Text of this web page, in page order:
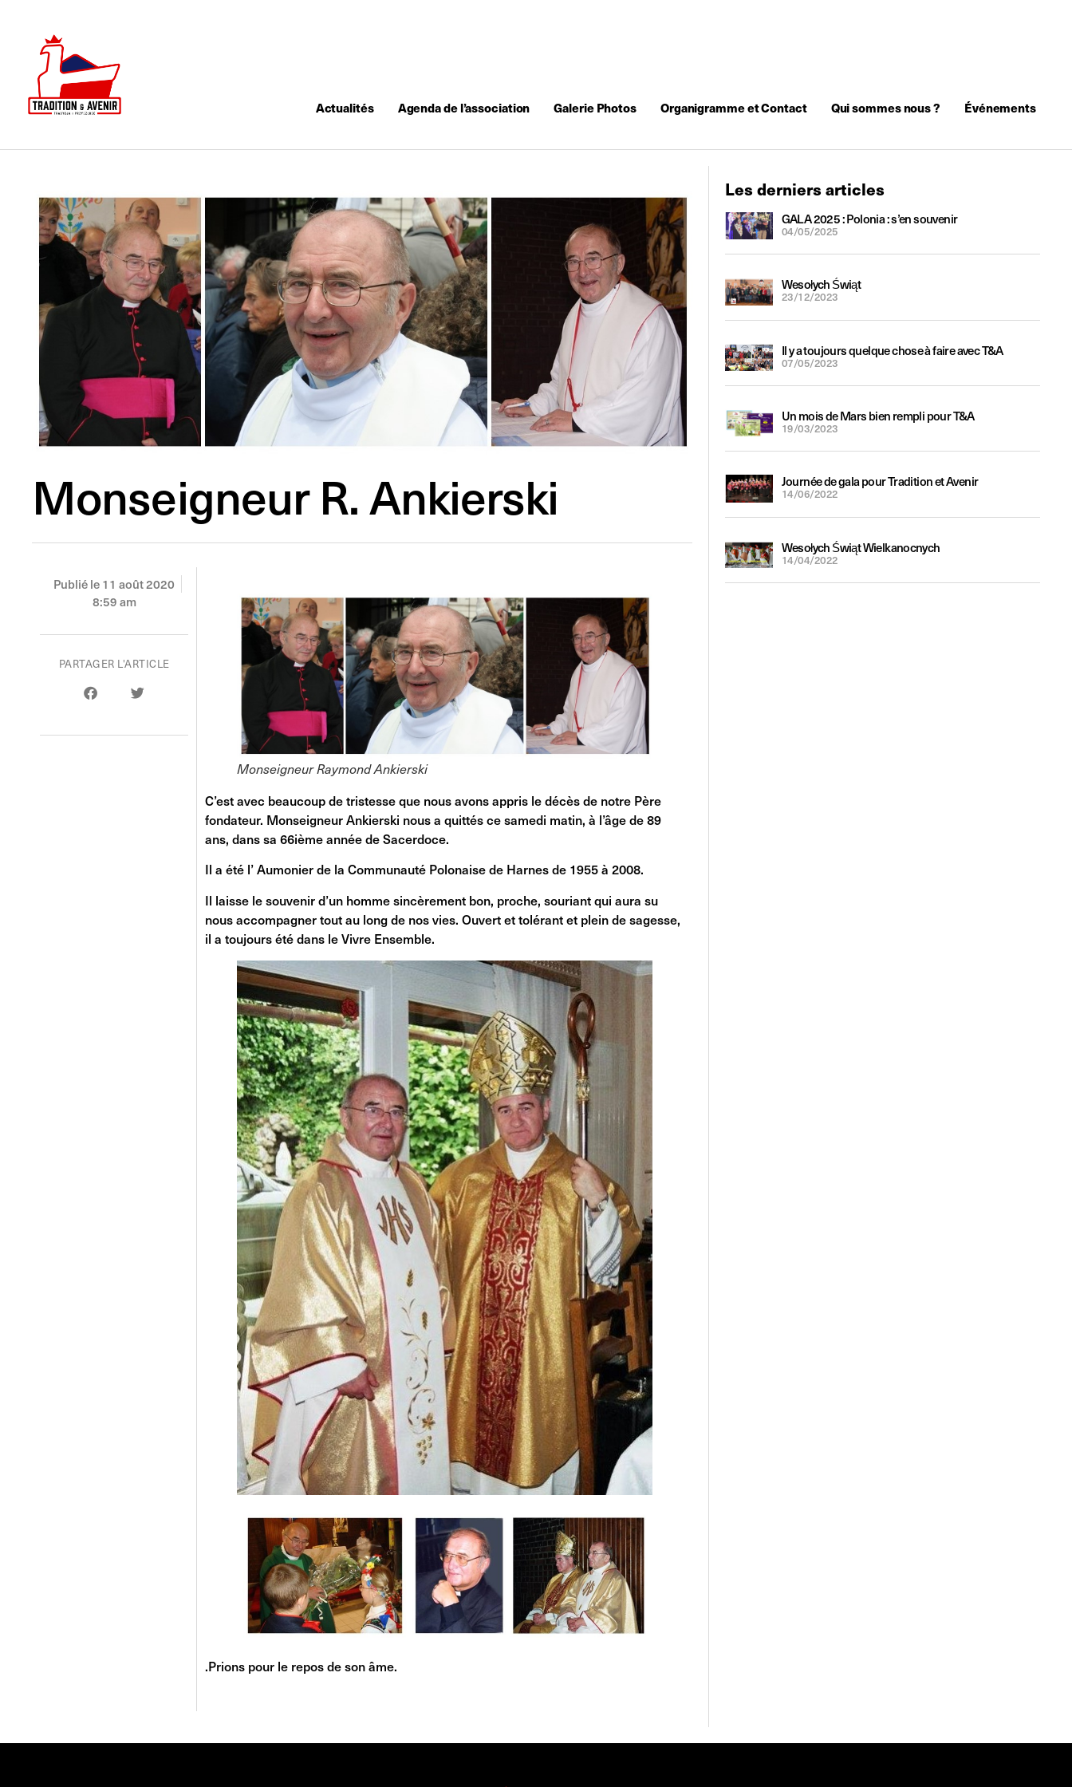
Actualités Agenda de l’association Galerie Photos Organigramme et Contact Qui sommes nous ? Événements
Monseigneur R. Ankierski
Publié le 11 août 2020
8:59 am
PARTAGER L'ARTICLE
Monseigneur Raymond Ankierski
C’est avec beaucoup de tristesse que nous avons appris le décès de notre Père
fondateur. Monseigneur Ankierski nous a quittés ce samedi matin, à l’âge de 89
ans, dans sa 66ième année de Sacerdoce.
Il a été l’ Aumonier de la Communauté Polonaise de Harnes de 1955 à 2008.
Il laisse le souvenir d’un homme sincèrement bon, proche, souriant qui aura su
nous accompagner tout au long de nos vies. Ouvert et tolérant et plein de sagesse,
il a toujours été dans le Vivre Ensemble.
.Prions pour le repos de son âme.
Les derniers articles
GALA 2025 : Polonia : s’en souvenir
04/05/2025
Wesołych Świąt
23/12/2023
Il y a toujours quelque chose à faire avec T&A
07/05/2023
Un mois de Mars bien rempli pour T&A
19/03/2023
Journée de gala pour Tradition et Avenir
14/06/2022
Wesołych Świąt Wielkanocnych
14/04/2022